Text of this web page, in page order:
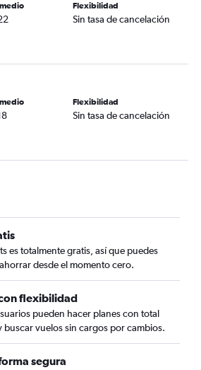
Flexibilidad
Sin tasa de cancelación
Flexibilidad
Sin tasa de cancelación
es totalmente gratis, así que puedes
desde el momento cero.
flexibilidad
pueden hacer planes con total
buscar vuelos sin cargos por cambios.
segura